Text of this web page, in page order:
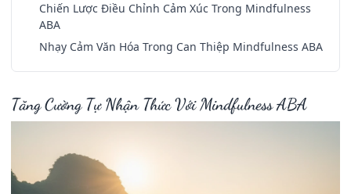
Chiến Lược Điều Chỉnh Cảm Xúc Trong Mindfulness
ABA
Nhạy Cảm Văn Hóa Trong Can Thiệp Mindfulness ABA
Tăng Cường Tự Nhận Thức Với Mindfulness ABA